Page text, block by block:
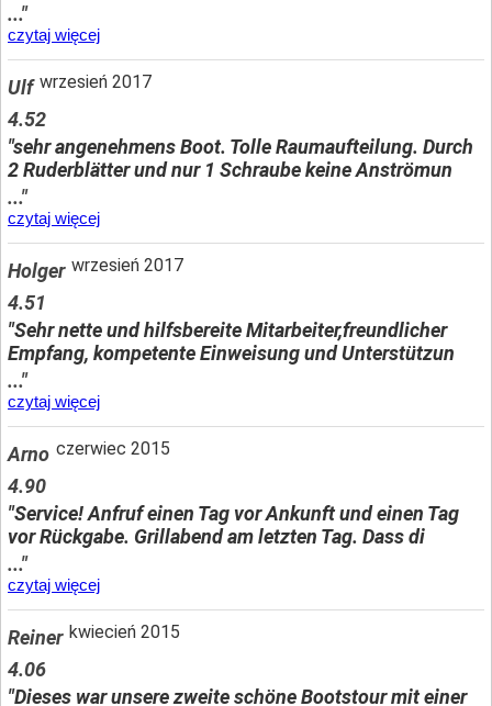
..."
czytaj więcej
Ulf wrzesień 2017
4.52
"sehr angenehmens Boot. Tolle Raumaufteilung. Durch
2 Ruderblätter und nur 1 Schraube keine Anströmun
..."
czytaj więcej
Holger wrzesień 2017
4.51
"Sehr nette und hilfsbereite Mitarbeiter,freundlicher
Empfang, kompetente Einweisung und Unterstützun
..."
czytaj więcej
Arno czerwiec 2015
4.90
"Service! Anfruf einen Tag vor Ankunft und einen Tag
vor Rückgabe. Grillabend am letzten Tag. Dass di
..."
czytaj więcej
Reiner kwiecień 2015
4.06
"Dieses war unsere zweite schöne Bootstour mit einer